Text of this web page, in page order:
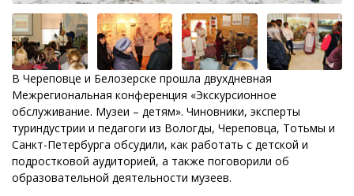
В Череповце и Белозерске прошла двухдневная
Межрегиональная конференция «Экскурсионное
обслуживание. Музеи – детям». Чиновники, эксперты
туриндустрии и педагоги из Вологды, Череповца, Тотьмы и
Санкт-Петербурга обсудили, как работать с детской и
подростковой аудиторией, а также поговорили об
образовательной деятельности музеев.